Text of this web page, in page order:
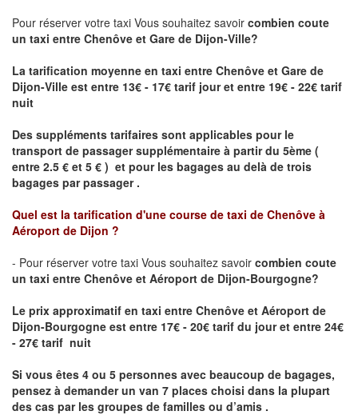
Pour réserver votre taxi Vous souhaitez savoir combien coute
un taxi entre Chenôve et Gare de Dijon-Ville?
La tarification moyenne en taxi entre Chenôve et Gare de
Dijon-Ville est entre 13€ - 17€ tarif jour et entre 19€ - 22€ tarif
nuit
Des suppléments tarifaires sont applicables pour le
transport de passager supplémentaire à partir du 5ème (
entre 2.5 € et 5 € ) et pour les bagages au delà de trois
bagages par passager .
Quel est la tarification d'une course de taxi de Chenôve à
Aéroport de Dijon ?
- Pour réserver votre taxi Vous souhaitez savoir combien coute
un taxi entre Chenôve et Aéroport de Dijon-Bourgogne?
Le prix approximatif en taxi entre Chenôve et Aéroport de
Dijon-Bourgogne est entre 17€ - 20€ tarif du jour et entre 24€
- 27€ tarif nuit
Si vous êtes 4 ou 5 personnes avec beaucoup de bagages,
pensez à demander un van 7 places choisi dans la plupart
des cas par les groupes de familles ou d’amis .